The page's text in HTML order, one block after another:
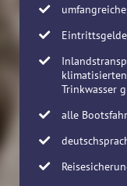
Trinkwasser
alle